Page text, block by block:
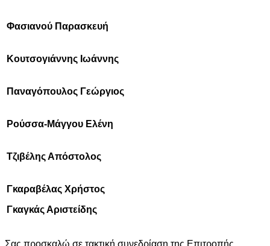
Φασιανού Παρασκευή
Κουτσογιάννης Ιωάννης
Παναγόπουλος Γεώργιος
Ρούσσα-Μάγγου Ελένη
Τζιβέλης Απόστολος
Γκαραβέλας Χρήστος
Γκαγκάς Αριστείδης
Σας προσκαλώ σε τακτική συνεδρίαση της Επιτροπής